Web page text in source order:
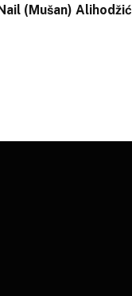
(Mušan) Alihodžić